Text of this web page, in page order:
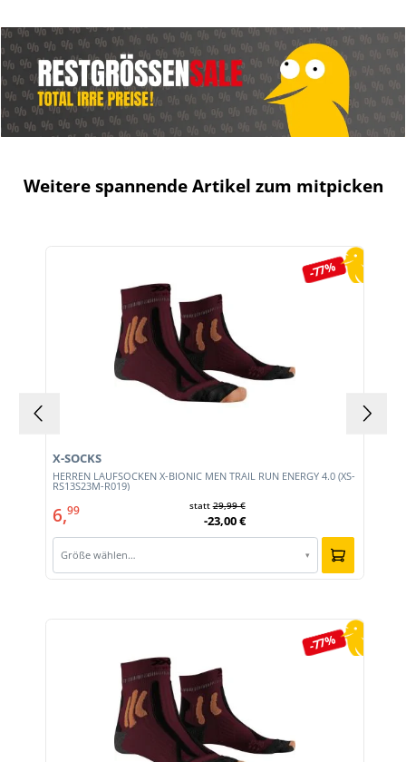
Weitere spannende Artikel zum mitpicken
-77%
HERREN LAUFSOCKEN X-BIONIC MEN TRAIL RUN ENERGY 4.0 (XS-
RS13S23M-R019)
X-SOCKS
6,99 statt29,99 €
-23,00 €
Größe wählen… ▾
-77%